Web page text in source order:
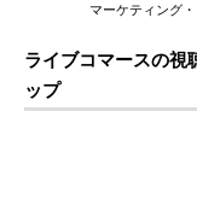
マーケティング
ライブコマースの視
ップ